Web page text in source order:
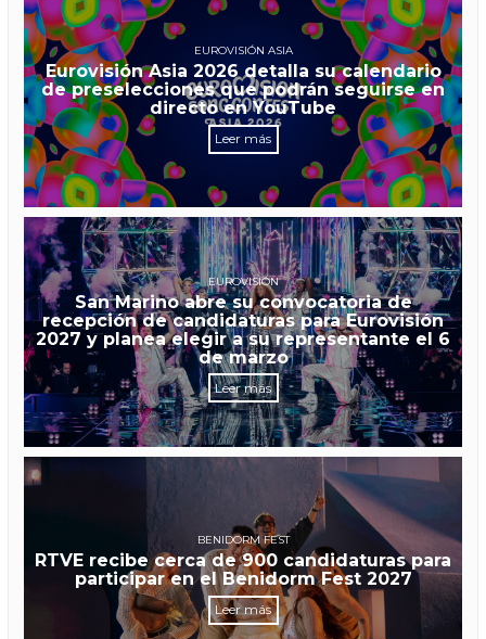
EUROVISIÓN ASIA
Eurovisión Asia 2026 detalla su calendario
de preselecciones que podrán seguirse en
directo en YouTube
Leer más
EUROVISIÓN
San Marino abre su convocatoria de
recepción de candidaturas para Eurovisión
2027 y planea elegir a su representante el 6
de marzo
Leer más
BENIDORM FEST
RTVE recibe cerca de 900 candidaturas para
participar en el Benidorm Fest 2027
Leer más